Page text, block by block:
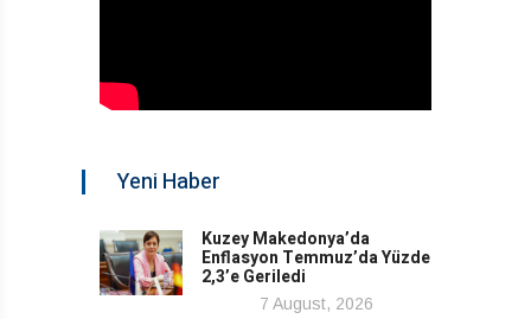
Yeni Haber
Kuzey Makedonya’da
Enflasyon Temmuz’da Yüzde
2,3’e Geriledi
7 August, 2026